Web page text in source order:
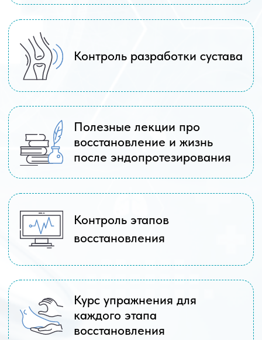
Врач травматолог ортопед высшей
ЛИДЕР РОБОТИЗИРОВАННОГО
СЕМИЧЕНКОВ ПАВЕЛ СЕРГЕЕВИЧ
ПОСМОТРЕТЬ СЕРТИФИКАТЫ ВРАЧА
1 МЕСТО на